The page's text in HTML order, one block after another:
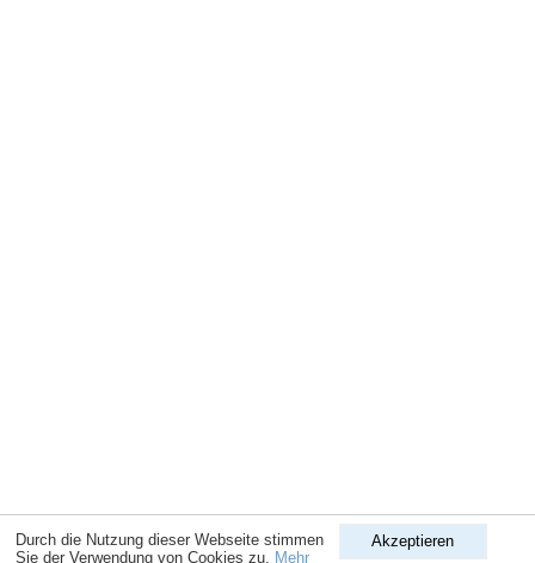
Akzeptieren
Durch die Nutzung dieser Webseite stimmen
Sie der Verwendung von Cookies zu. Mehr